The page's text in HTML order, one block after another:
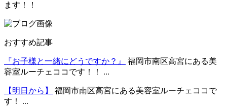
ます！！
おすすめ記事
『お子様と一緒にどうですか？』
福岡市南区高宮にある美
容室ルーチェココです！！ ...
【明日から】
福岡市南区高宮にある美容室ルーチェココで
す！ ...